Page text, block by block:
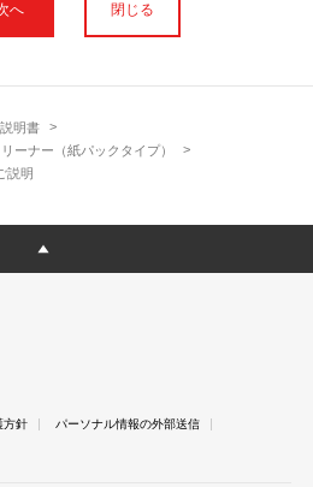
明書
ーナー（紙パックタイプ）
説明
ご注意、また測定基準や数値等は取扱
の基準に応じた内容となっております
れている場合がありますが、本サイト
おりませんのであらかじめご了承くだ
ご了承ください。
さい。
閉じる
方針
パーソナル情報の外部送信